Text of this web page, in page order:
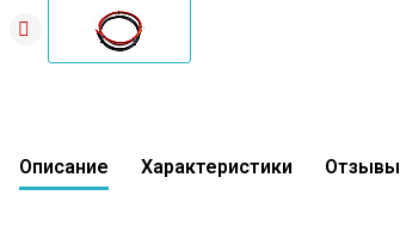
Батарейный кабель Штиль T-M6-2-2x6
Описание Характеристики Отзывы